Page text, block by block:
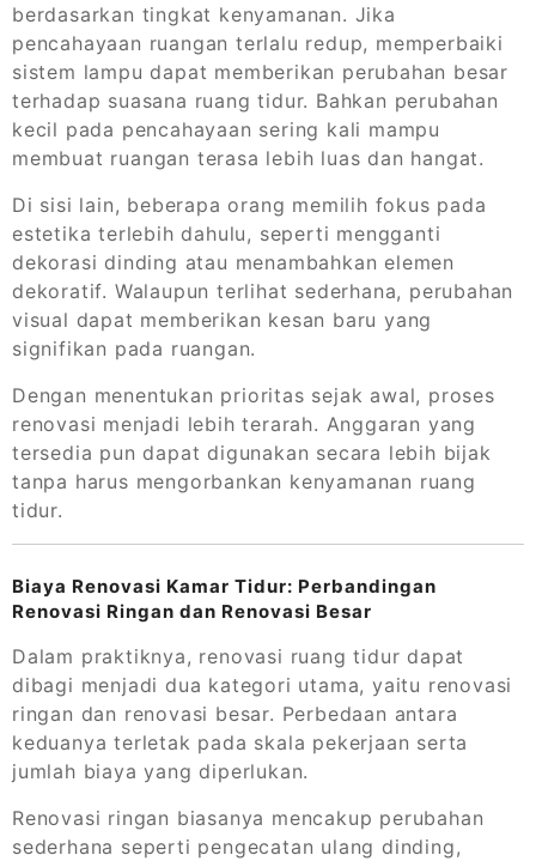
berdasarkan tingkat kenyamanan. Jika
pencahayaan ruangan terlalu redup, memperbaiki
sistem lampu dapat memberikan perubahan besar
terhadap suasana ruang tidur. Bahkan perubahan
kecil pada pencahayaan sering kali mampu
membuat ruangan terasa lebih luas dan hangat.
Di sisi lain, beberapa orang memilih fokus pada
estetika terlebih dahulu, seperti mengganti
dekorasi dinding atau menambahkan elemen
dekoratif. Walaupun terlihat sederhana, perubahan
visual dapat memberikan kesan baru yang
signifikan pada ruangan.
Dengan menentukan prioritas sejak awal, proses
renovasi menjadi lebih terarah. Anggaran yang
tersedia pun dapat digunakan secara lebih bijak
tanpa harus mengorbankan kenyamanan ruang
tidur.
Biaya Renovasi Kamar Tidur: Perbandingan
Renovasi Ringan dan Renovasi Besar
Dalam praktiknya, renovasi ruang tidur dapat
dibagi menjadi dua kategori utama, yaitu renovasi
ringan dan renovasi besar. Perbedaan antara
keduanya terletak pada skala pekerjaan serta
jumlah biaya yang diperlukan.
Renovasi ringan biasanya mencakup perubahan
sederhana seperti pengecatan ulang dinding,